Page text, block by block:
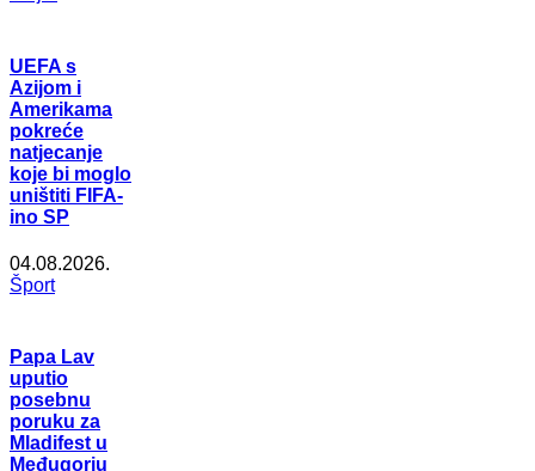
UEFA s
Azijom i
Amerikama
pokreće
natjecanje
koje bi moglo
uništiti FIFA-
ino SP
04.08.2026.
Šport
Papa Lav
uputio
posebnu
poruku za
Mladifest u
Međugorju